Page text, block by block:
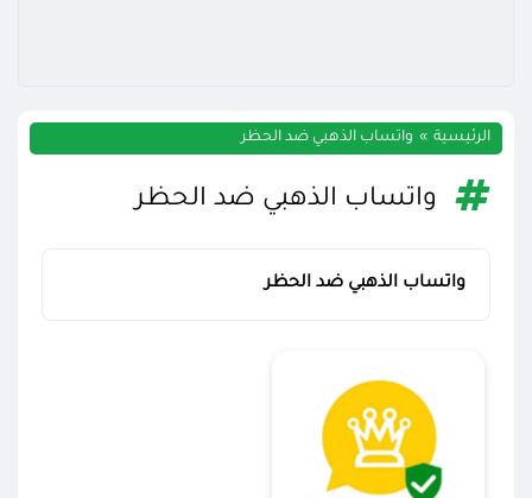
الرئيسية واتساب الذهبي ضد الحظر
واتساب الذهبي ضد الحظر
واتساب الذهبي ضد الحظر